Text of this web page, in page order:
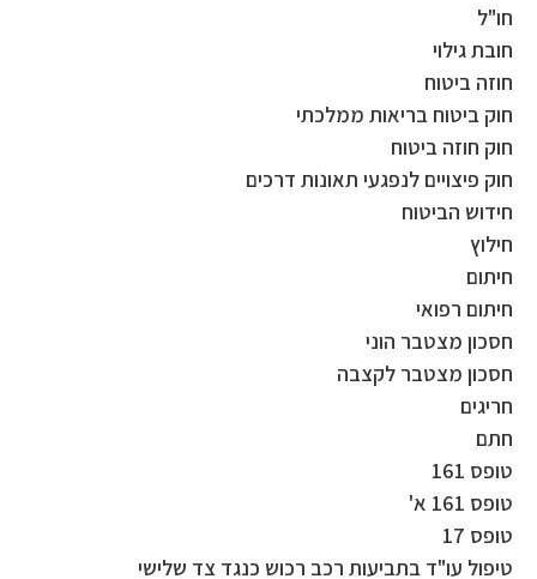
חו"ל
חובת גילוי
חוזה ביטוח
חוק ביטוח בריאות ממלכתי
חוק חוזה ביטוח
חוק פיצויים לנפגעי תאונות דרכים
חידוש הביטוח
חילוץ
חיתום
חיתום רפואי
חסכון מצטבר הוני
חסכון מצטבר לקצבה
חריגים
חתם
טופס 161
טופס 161 א'
טופס 17
טיפול עו"ד בתביעות רכב רכוש כנגד צד שלישי